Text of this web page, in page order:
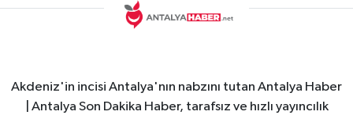
Akdeniz'in incisi Antalya'nın nabzını tutan Antalya Haber
| Antalya Son Dakika Haber, tarafsız ve hızlı yayıncılık